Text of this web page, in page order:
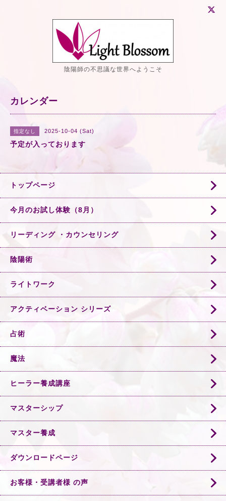
陰陽師の不思議な世界へようこそ
カレンダー
指定なし 2025-10-04 (Sat)
予定が入っております
トップページ
今月のお試し体験（8月）
リーディング ・カウンセリング
陰陽術
ライトワーク
アクティベーション シリーズ
占術
魔法
ヒーラー養成講座
マスターシップ
マスター養成
ダウンロードページ
お客様・受講者様 の声